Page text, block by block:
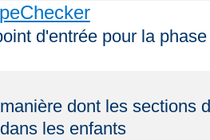
d'entrée pour la
dont les sections
les enfants